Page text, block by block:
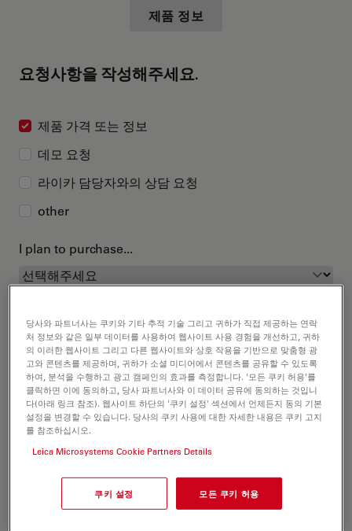
제품 정보
요청사항을 작성해주세요.
제품 가격 또는 정보
데모 요청
라이카 담당자와의 상담 요청
other
I plan to purchase...
고객정보를 작성해주세요
직위 선택 사항:
당사와 파트너사는 쿠키와 기타 추적 기술 그리고 귀하가 직접 제공하는 연락
처 정보와 같은 일부 데이터를 사용하여 웹사이트 사용 경험을 개선하고, 귀하
의 이러한 웹사이트 그리고 다른 웹사이트와 상호 작용을 기반으로 맞춤형 광
고와 콘텐츠를 제공하며, 귀하가 소셜 미디어에서 콘텐츠를 공유할 수 있도록
하여, 분석을 수행하고 광고 캠페인의 효과를 측정합니다. '모든 쿠키 허용'를
클릭하면 이에 동의하고, 당사 파트너사와 이 데이터 공유에 동의하는 것입니
다(아래 링크 참조). 웹사이트 하단의 '쿠키 설정' 섹션에서 언제든지 동의 기본
설정을 변경할 수 있습니다. 당사의 쿠키 사용에 대한 자세한 내용은 쿠키 고지
를 참조하십시오.
Leica Microsystems Cookie Partners Details
쿠키 설정 모든 쿠키 허용